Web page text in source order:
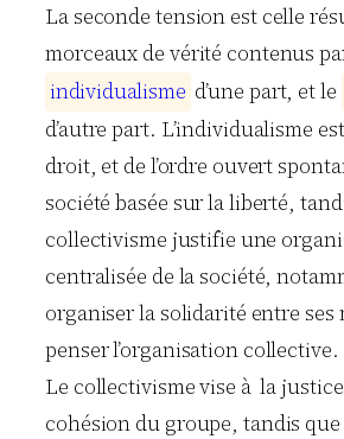
La seconde tension est celle
morceaux de vérité contenus
individualisme d’une part, et le
d’autre part. L’individualisme
droit, et de l’ordre ouvert
société basée sur la liberté,
collectivisme justifie une
centralisée de la société,
organiser la solidarité entre ses
penser l’organisation collective.
Le collectivisme vise à la
cohésion du groupe, tandis que